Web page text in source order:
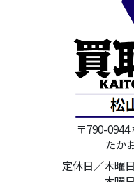
〒790-
たか
定休日／木曜